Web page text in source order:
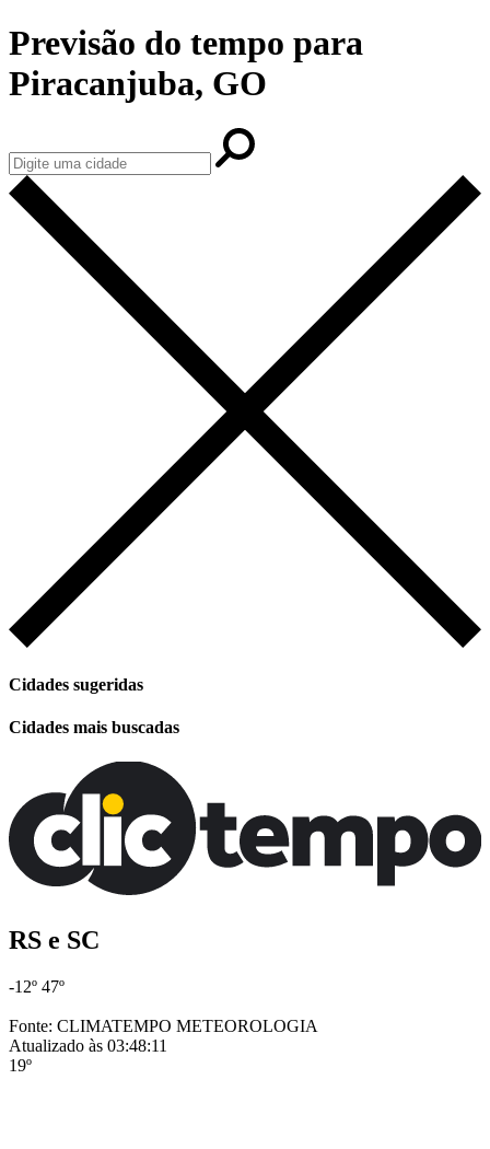
Previsão do tempo para
Piracanjuba, GO
Cidades sugeridas
Cidades mais buscadas
RS e SC
-12º 47º
Fonte: CLIMATEMPO METEOROLOGIA
Atualizado às 03:48:11
19º